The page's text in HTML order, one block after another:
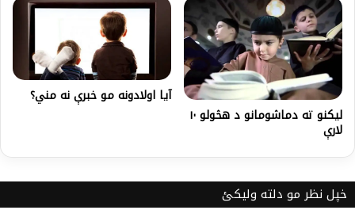
لیکنو ته دماشومانو د هڅولو ۱۰
لارې
آيا اولادونه مو خبرې نه مني؟
خپل نظر مو دلته ولیکئ